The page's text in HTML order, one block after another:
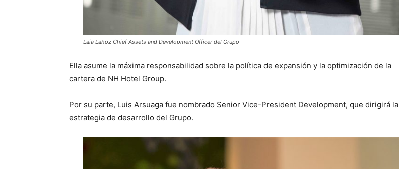
Laia Lahoz Chief Assets and Development Officer del Grupo
Ella asume la máxima responsabilidad sobre la política de expansión y la optimización de la
cartera de NH Hotel Group.
Por su parte, Luis Arsuaga fue nombrado Senior Vice-President Development, que dirigirá la
estrategia de desarrollo del Grupo.